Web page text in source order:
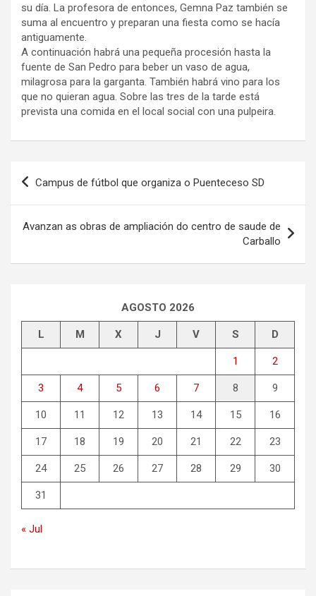
su día. La profesora de entonces, Gemna Paz también se
suma al encuentro y preparan una fiesta como se hacía
antiguamente.
A continuación habrá una pequeña procesión hasta la
fuente de San Pedro para beber un vaso de agua,
milagrosa para la garganta. También habrá vino para los
que no quieran agua. Sobre las tres de la tarde está
prevista una comida en el local social con una pulpeira.
Navegación
entradas
Campus de fútbol que organiza o Puenteceso SD
Avanzan as obras de ampliación do centro de saude de
Carballo
AGOSTO 2026
L M X J V S D
1 2
3 4 5 6 7 8 9
10 11 12 13 14 15 16
17 18 19 20 21 22 23
24 25 26 27 28 29 30
31
« Jul